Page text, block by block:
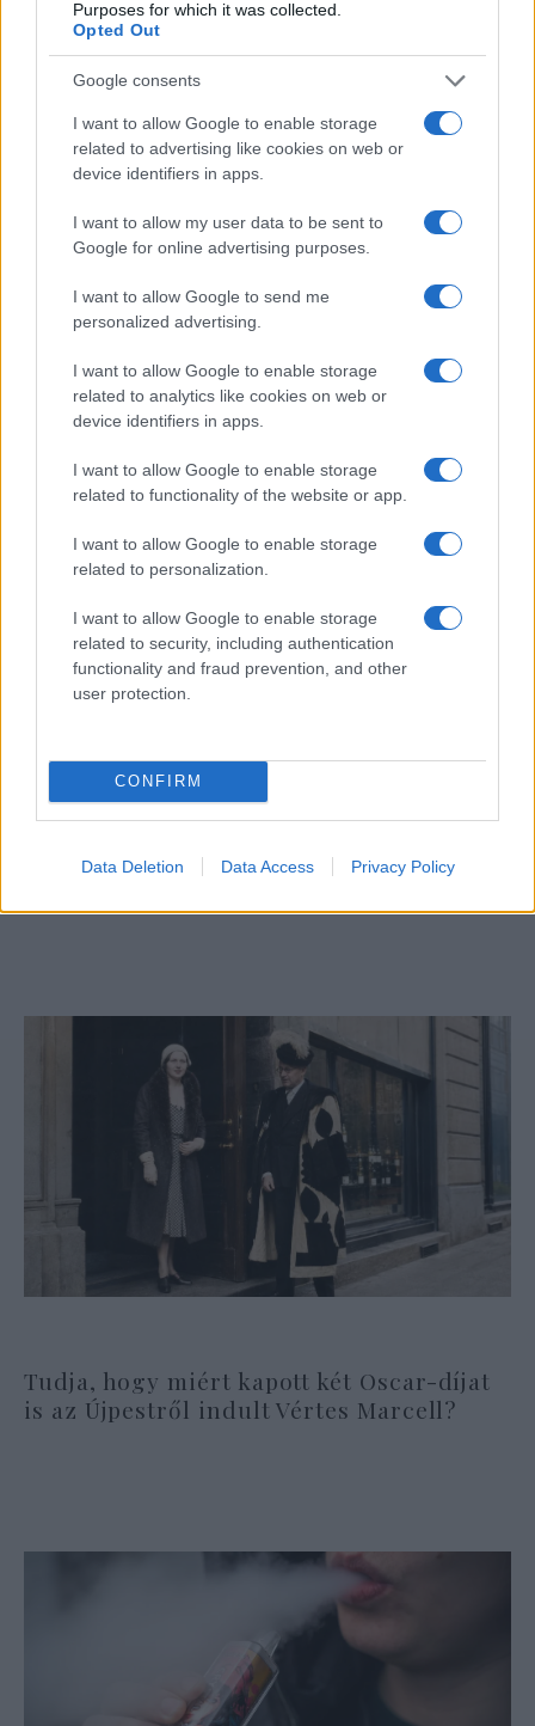
Purposes for which it was collected.
Opted Out
Google consents
I want to allow Google to enable storage
related to advertising like cookies on web or
device identifiers in apps.
I want to allow my user data to be sent to
Google for online advertising purposes.
I want to allow Google to send me
personalized advertising.
I want to allow Google to enable storage
related to analytics like cookies on web or
device identifiers in apps.
I want to allow Google to enable storage
related to functionality of the website or app.
I want to allow Google to enable storage
related to personalization.
I want to allow Google to enable storage
related to security, including authentication
functionality and fraud prevention, and other
user protection.
CONFIRM
Data Deletion Data Access Privacy Policy
קהילת
Köves Slomó: Ma este imádkozzunk
együtt Izraelért a zsinagógákban!
Különleges zsidó esküvőt tartottak a
balatoni kóser menekülttáborban
mégis hódít
Tudja, hogy miért kapott két Oscar-díjat
is az Újpestről indult Vértes Marcell?